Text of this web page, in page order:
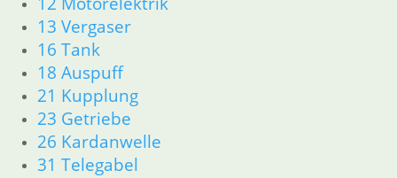
13 Vergaser
16 Tank
18 Auspuff
21 Kupplung
23 Getriebe
26 Kardanwelle
31 Telegabel
In den Warenkorb
Verkleidung Kabelbaum RS /
RT
57,00
Artikelnummer: 1244474
inkl. MwSt.